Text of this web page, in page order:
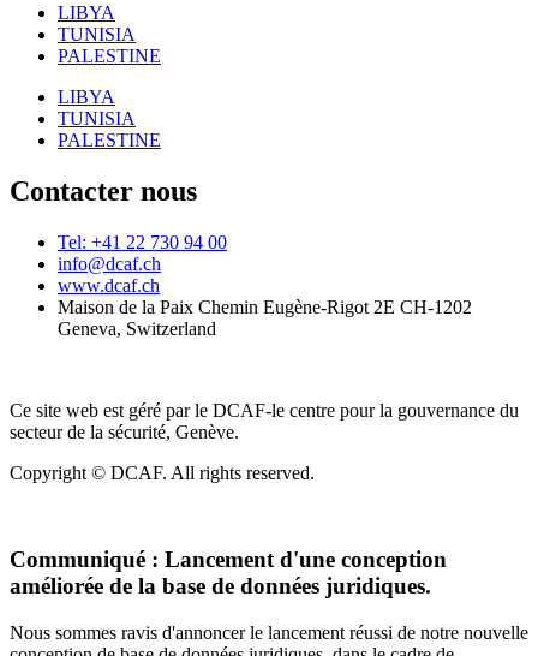
LIBYA
TUNISIA
PALESTINE
LIBYA
TUNISIA
PALESTINE
Contacter nous
Tel: +41 22 730 94 00
info@dcaf.ch
www.dcaf.ch
Maison de la Paix Chemin Eugène-Rigot 2E CH-1202
Geneva, Switzerland
Ce site web est géré par le DCAF-le centre pour la gouvernance du
secteur de la sécurité, Genève.
Copyright © DCAF. All rights reserved.
Communiqué : Lancement d'une conception
améliorée de la base de données juridiques.
Nous sommes ravis d'annoncer le lancement réussi de notre nouvelle